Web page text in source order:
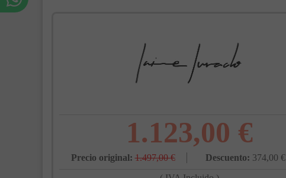
1.123,00 €
Precio original: 1.497,00 € Descuento: 374,00 €